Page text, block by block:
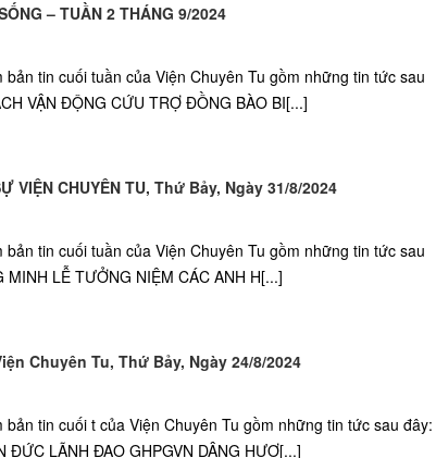
– TUẦN 2 THÁNG 9/2024
tin cuối tuần của Viện Chuyên Tu gồm những tin tức sau
VẬN ĐỘNG CỨU TRỢ ĐỒNG BÀO BI[...]
VIỆN CHUYÊN TU, Thứ Bảy, Ngày 31/8/2024
tin cuối tuần của Viện Chuyên Tu gồm những tin tức sau
LỄ TƯỞNG NIỆM CÁC ANH H[...]
Chuyên Tu, Thứ Bảy, Ngày 24/8/2024
tin cuối t của Viện Chuyên Tu gồm những tin tức sau đây:
ĐỨC LÃNH ĐẠO GHPGVN DÂNG HƯƠ[...]